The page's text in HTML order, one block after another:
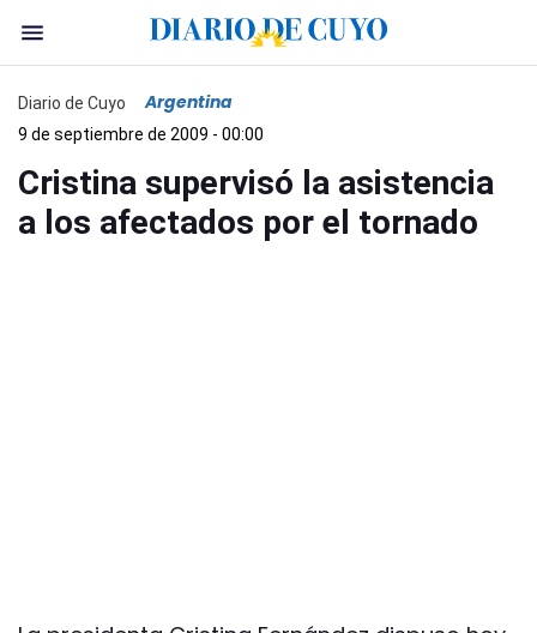
Diario de Cuyo Argentina
9 de septiembre de 2009 - 00:00
Cristina supervisó la asistencia
a los afectados por el tornado